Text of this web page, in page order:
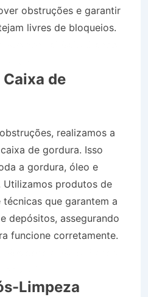
obstruções e garantir
livres de bloqueios.
de
realizamos a
de gordura. Isso
a gordura, óleo e
Utilizamos produtos de
que garantem a
depósitos, assegurando
funcione corretamente.
Limpeza